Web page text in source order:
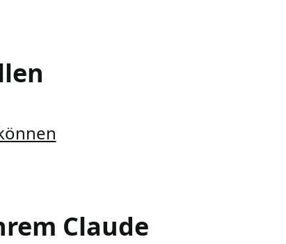
Claude